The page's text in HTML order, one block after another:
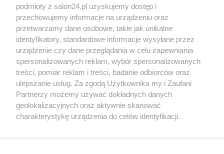
Społeczeństwo
Kultura
X Facebook Instagram Youtube
podmioty z salon24.pl uzyskujemy dostęp i
przechowujemy informacje na urządzeniu oraz
przetwarzamy dane osobowe, takie jak unikalne
identyfikatory, standardowe informacje wysyłane przez
urządzenie czy dane przeglądania w celu zapewniania
spersonalizowanych reklam, wybór spersonalizowanych
treści, pomiar reklam i treści, badanie odbiorców oraz
ulepszanie usług. Za zgodą Użytkownika my i Zaufani
Partnerzy możemy używać dokładnych danych
geolokalizacyjnych oraz aktywnie skanować
charakterystykę urządzenia do celów identyfikacji.